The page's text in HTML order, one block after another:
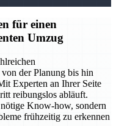
für einen
Umzug
der Planung bis hin
Experten an Ihrer Seite
reibungslos abläuft.
Know-how, sondern
frühzeitig zu erkennen